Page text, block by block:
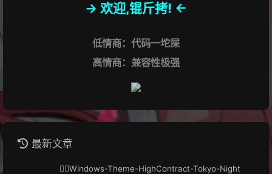
-> 欢迎,锟斤拷! <-
低情商：代码一坨屎
高情商：兼容性极强
最新文章
🏳️‍🌈Windows-Theme-HighContract-Tokyo-Night